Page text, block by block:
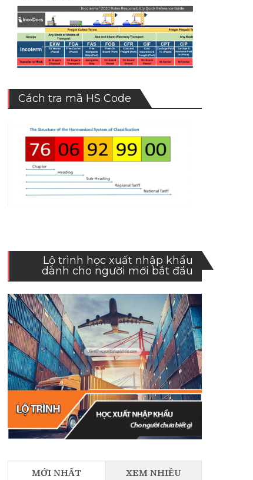
Cách tra mã HS Code
Lộ trình học xuất nhập khẩu
dành cho người mới bắt đầu
MỚI NHẤT XEM NHIỀU